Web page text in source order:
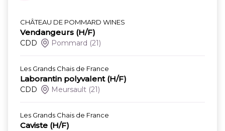
CHÂTEAU DE POMMARD WINES
Vendangeurs (H/F)
CDD Pommard (21)
Les Grands Chais de France
Laborantin polyvalent (H/F)
CDD Meursault (21)
Les Grands Chais de France
Caviste (H/F)